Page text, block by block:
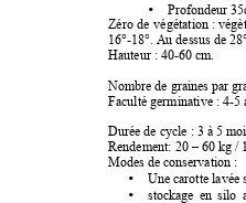
•
Profondeur
Zéro de végétation :
16°-18°. Au dessus de
Hauteur : 40-60 cm.
Nombre de graines par
Faculté germinative : 4-5
Durée de cycle : 3 à 5
Rendement: 20 – 60 kg /
Modes de conservation :
• Une carotte lavée
• stockage en silo